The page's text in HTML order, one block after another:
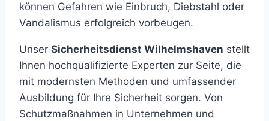
können Gefahren wie Einbruch, Diebstahl oder
Vandalismus erfolgreich vorbeugen.
Unser Sicherheitsdienst Wilhelmshaven stellt
Ihnen hochqualifizierte Experten zur Seite, die
mit modernsten Methoden und umfassender
Ausbildung für Ihre Sicherheit sorgen. Von
Schutzmaßnahmen in Unternehmen und